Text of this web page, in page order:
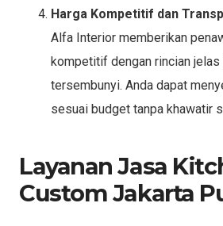
Harga Kompetitif dan
Alfa Interior memberikan
kompetitif dengan rincian jelas
tersembunyi. Anda dapat
sesuai budget tanpa khawatir
Layanan Jasa
Custom Jakarta